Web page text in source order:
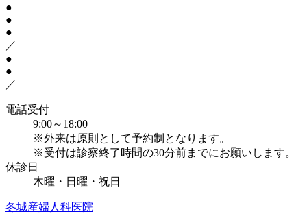
●
●
●
／
●
●
／
電話受付
9:00～18:00
※外来は原則として予約制となります。
※受付は診察終了時間の30分前までにお願いします。
休診日
木曜・日曜・祝日
冬城産婦人科医院